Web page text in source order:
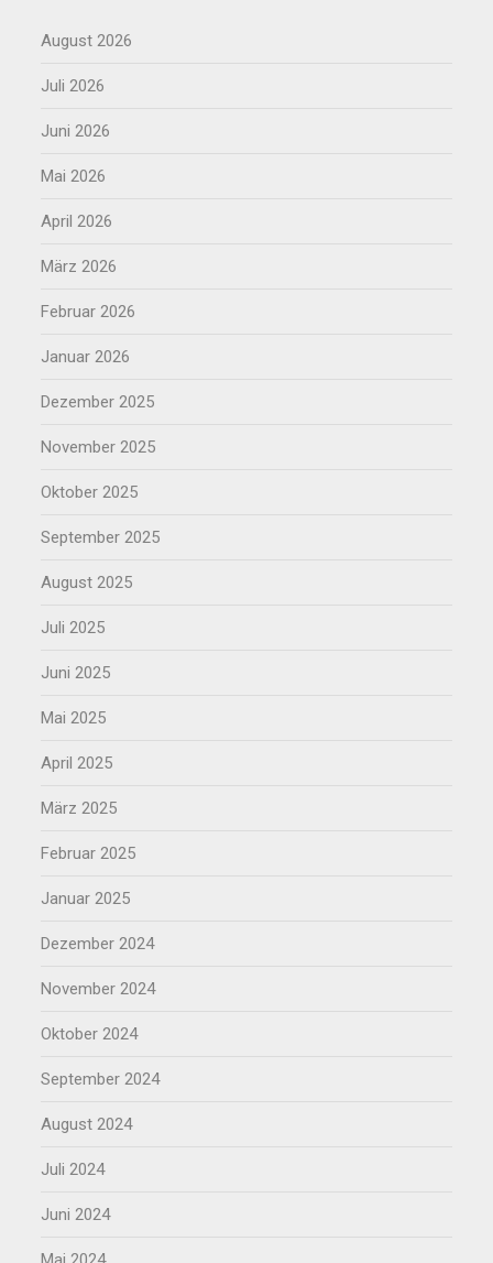
August 2026
Juli 2026
Juni 2026
Mai 2026
April 2026
März 2026
Februar 2026
Januar 2026
Dezember 2025
November 2025
Oktober 2025
September 2025
August 2025
Juli 2025
Juni 2025
Mai 2025
April 2025
März 2025
Februar 2025
Januar 2025
Dezember 2024
November 2024
Oktober 2024
September 2024
August 2024
Juli 2024
Juni 2024